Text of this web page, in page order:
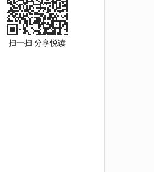
扫一扫 分享悦读